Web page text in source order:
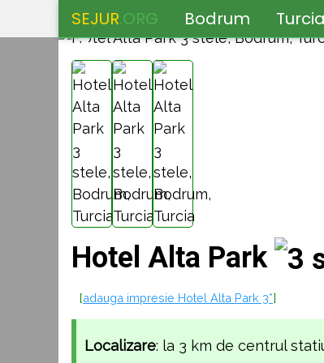
SEJUR.ORG Bodrum Turcia
❮
Hotel Alta Park
[adauga impresie Hotel Alta Park 3*]
Localizare: la 3 km de centrul